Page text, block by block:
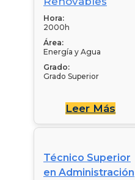
Hora:
2000h
Área:
Energía y Agua
Grado:
Grado Superior
Leer Más
Técnico Superior
en Administración